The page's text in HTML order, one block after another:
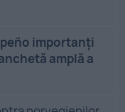
importanți
amplă a